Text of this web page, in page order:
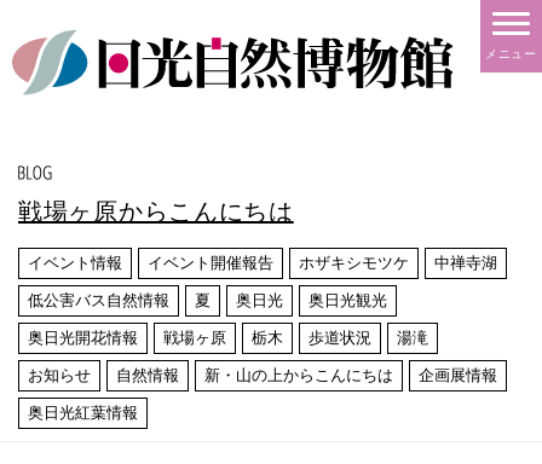
メニュー
戦場ヶ原からこんにちは
イベント情報 イベント開催報告 ホザキシモツケ 中禅寺湖
低公害バス自然情報 夏 奥日光 奥日光観光
奥日光開花情報 戦場ヶ原 栃木 歩道状況 湯滝
お知らせ 自然情報 新・山の上からこんにちは 企画展情報
奥日光紅葉情報